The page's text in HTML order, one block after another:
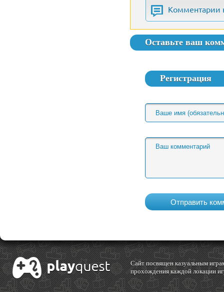
Комментарии
Оставьте ваш
Регистрация
Cайт посвящен казуальным
прохождения каждой локации